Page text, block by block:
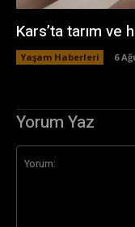
Kars’ta tarım ve
Yaşam Haberleri 6
Yorum Yaz